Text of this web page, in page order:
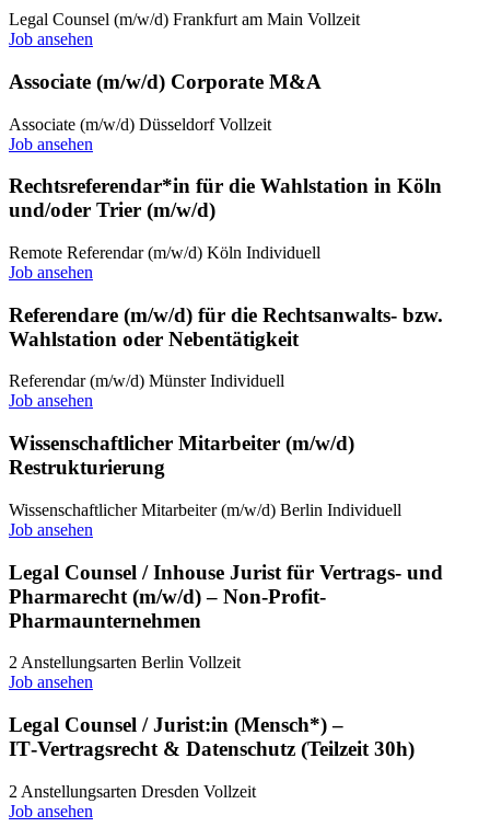
Legal Counsel (m/w/d) Frankfurt am Main Vollzeit
Job ansehen
Associate (m/w/d) Corporate M&A
Associate (m/w/d) Düsseldorf Vollzeit
Job ansehen
Rechtsreferendar*in für die Wahlstation in Köln
und/oder Trier (m/w/d)
Remote Referendar (m/w/d) Köln Individuell
Job ansehen
Referendare (m/w/d) für die Rechtsanwalts- bzw.
Wahlstation oder Nebentätigkeit
Referendar (m/w/d) Münster Individuell
Job ansehen
Wissenschaftlicher Mitarbeiter (m/w/d)
Restrukturierung
Wissenschaftlicher Mitarbeiter (m/w/d) Berlin Individuell
Job ansehen
Legal Counsel / Inhouse Jurist für Vertrags- und
Pharmarecht (m/w/d) – Non-Profit-
Pharmaunternehmen
2 Anstellungsarten Berlin Vollzeit
Job ansehen
Legal Counsel / Jurist:in (Mensch*) –
IT‑Vertragsrecht & Datenschutz (Teilzeit 30h)
2 Anstellungsarten Dresden Vollzeit
Job ansehen